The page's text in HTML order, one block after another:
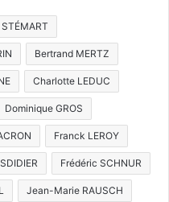
Bertrand MERTZ
Charlotte LEDUC
Dominique GROS
Franck LEROY
Frédéric SCHNUR
Jean-Marie RAUSCH